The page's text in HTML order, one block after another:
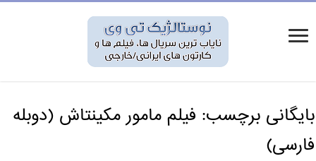
بایگانی برچسب: فیلم مامور مکینتاش (دوبله
فارسی)